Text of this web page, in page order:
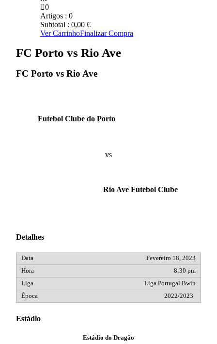
0
Artigos : 0
Subtotal : 0,00 €
Ver CarrinhoFinalizar Compra
FC Porto vs Rio Ave
FC Porto vs Rio Ave
Futebol Clube do Porto
vs
Rio Ave Futebol Clube
Detalhes
Fevereiro 18, 2023
8:30 pm
Liga Portugal Bwin
2022/2023
Estádio
Estádio do Dragão